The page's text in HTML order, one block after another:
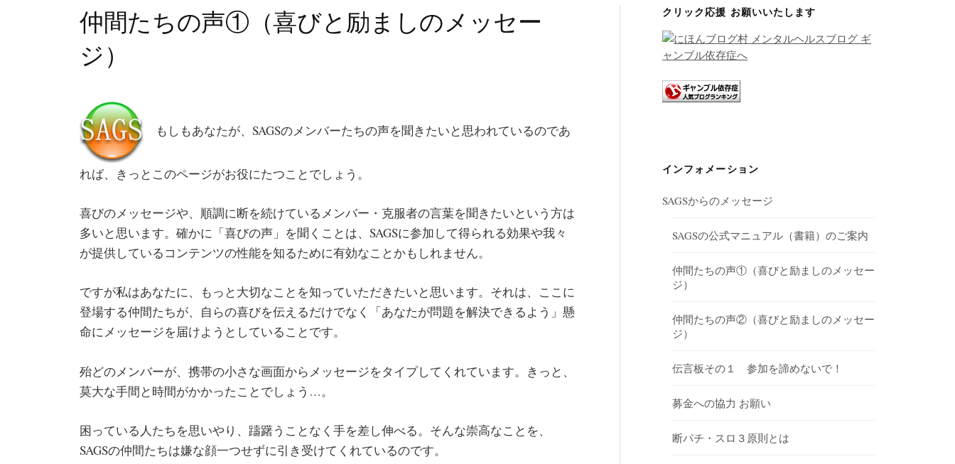
仲間たちの声①（喜びと励ましのメッセー
ジ）
もしもあなたが、SAGSのメンバーたちの声を聞きたいと思われているのであ
れば、きっとこのページがお役にたつことでしょう。
喜びのメッセージや、順調に断を続けているメンバー・克服者の言葉を聞きたいという方は
多いと思います。確かに「喜びの声」を聞くことは、SAGSに参加して得られる効果や我々
が提供しているコンテンツの性能を知るために有効なことかもしれません。
ですが私はあなたに、もっと大切なことを知っていただきたいと思います。それは、ここに
登場する仲間たちが、自らの喜びを伝えるだけでなく「あなたが問題を解決できるよう」懸
命にメッセージを届けようとしていることです。
殆どのメンバーが、携帯の小さな画面からメッセージをタイプしてくれています。きっと、
莫大な手間と時間がかかったことでしょう…。
困っている人たちを思いやり、躊躇うことなく手を差し伸べる。そんな崇高なことを、
SAGSの仲間たちは嫌な顔一つせずに引き受けてくれているのです。
クリック応援 お願いいたします
インフォメーション
SAGSからのメッセージ
SAGSの公式マニュアル（書籍）のご案内
仲間たちの声①（喜びと励ましのメッセー
ジ）
仲間たちの声②（喜びと励ましのメッセー
ジ）
伝言板その１ 参加を諦めないで！
募金への協力 お願い
断パチ・スロ３原則とは